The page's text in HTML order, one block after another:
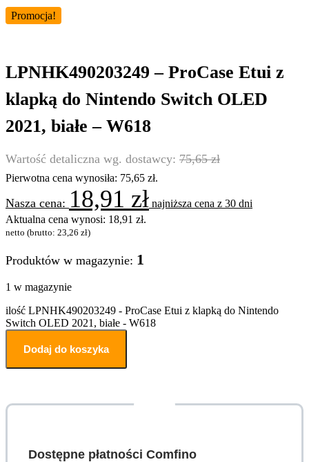
Promocja!
LPNHK490203249 – ProCase Etui z
klapką do Nintendo Switch OLED
2021, białe – W618
75,65zł
Pierwotna cena wynosiła: 75,65 zł.
18,91 zł najniższa cena z 30 dni
Aktualna cena wynosi: 18,91 zł.
netto (brutto: 23,26 zł)
Produktów w magazynie: 1
1 w magazynie
ilość LPNHK490203249 - ProCase Etui z klapką do Nintendo
Switch OLED 2021, białe - W618
Dodaj do koszyka
Dostępne płatności Comfino